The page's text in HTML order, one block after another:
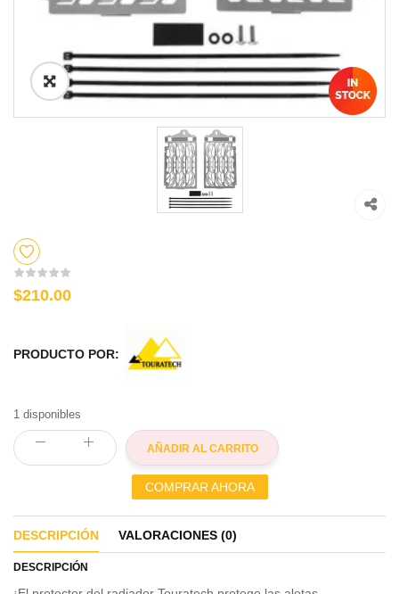
$210.00
PRODUCTO POR:
1 disponibles
AÑADIR AL CARRITO
COMPRAR AHORA
DESCRIPCIÓN VALORACIONES (0)
DESCRIPCIÓN